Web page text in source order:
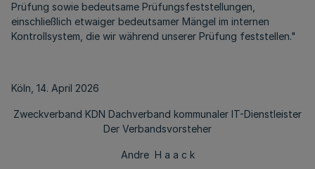
Prüfung sowie bedeutsame Prüfungsfeststellungen,
einschließlich etwaiger bedeutsamer Mängel im internen
Kontrollsystem, die wir während unserer Prüfung feststellen."
Köln, 14. April 2026
Zweckverband KDN Dachverband kommunaler IT-Dienstleister
Der Verbandsvorsteher
Andre H a a c k